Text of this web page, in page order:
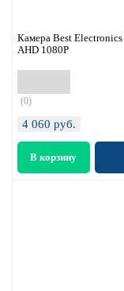
Камера Best
AHD 1080P
(0)
4 060 руб.